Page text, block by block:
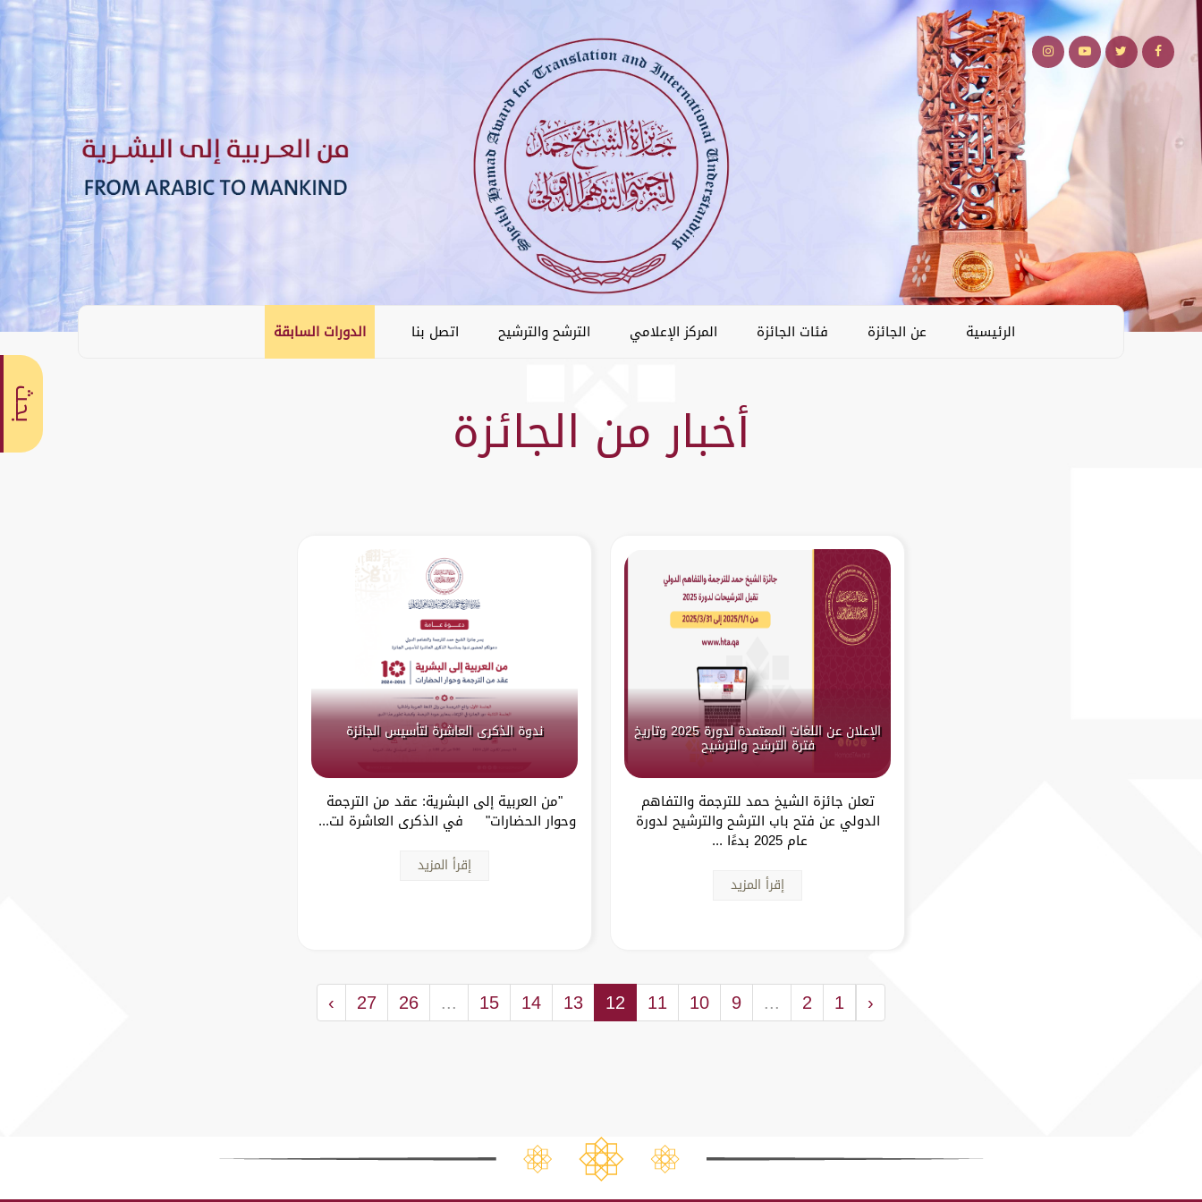
الرئيسية عن الجائزة فئات الجائزة المركز الإعلامي الترشح والترشيح اتصل بنا الدورات السابقة
أخبار من الجائزة
الإعلان عن اللغات المعتمدة لدورة 2025 وتاريخ
فترة الترشح والترشيح
تعلن جائزة الشيخ حمد للترجمة والتفاهم
الدولي عن فتح باب الترشح والترشيح لدورة
عام 2025 بدءًا ...
إقرأ المزيد
ندوة الذكرى العاشرة لتأسيس الجائزة
"من العربية إلى البشرية: عقد من الترجمة
وحوار الحضارات" في الذكرى العاشرة لت...
إقرأ المزيد
‹
1
2
...
9
10
11
12
13
14
15
...
26
27
›
بحث